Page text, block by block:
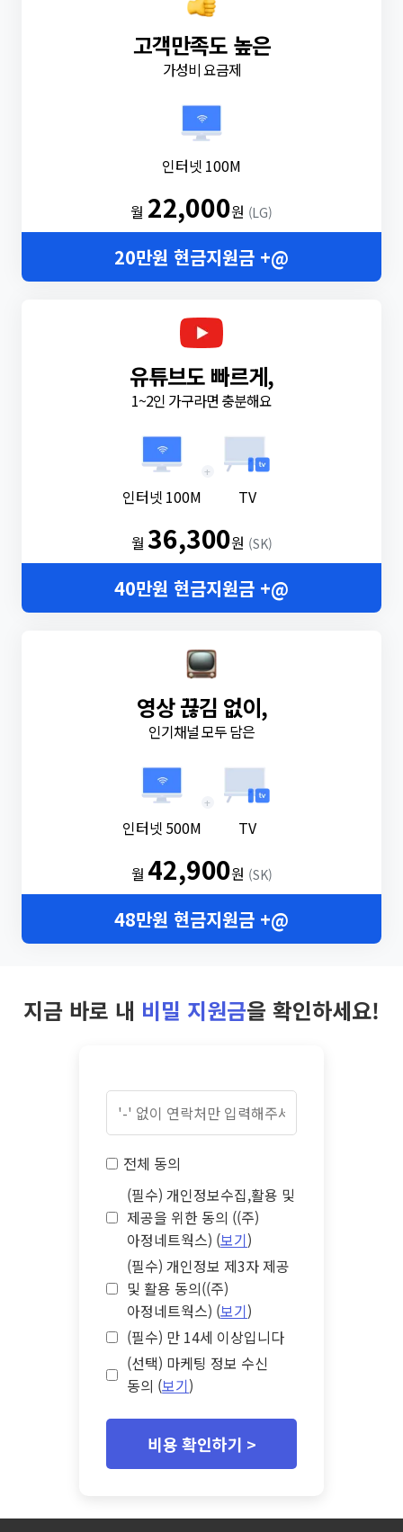
고객만족도 높은
가성비 요금제
인터넷 100M
월 22,000원 (LG)
20만원 현금지원금 +@
유튜브도 빠르게,
1~2인 가구라면 충분해요
인터넷 100M
+
TV
월36,300원 (SK)
40만원 현금지원금 +@
영상 끊김 없이,
인기채널 모두 담은
인터넷 500M
+
TV
월 42,900원 (SK)
48만원 현금지원금 +@
지금 바로 내 비밀 지원금을 확인하세요!
전체 동의
(필수) 개인정보수집,활용 및
제공을 위한 동의 ((주)
아정네트웍스) (보기)
(필수) 개인정보 제3자 제공
및 활용 동의((주)
아정네트웍스) (보기)
(필수) 만 14세 이상입니다
(선택) 마케팅 정보 수신
동의 (보기)
비용 확인하기 >